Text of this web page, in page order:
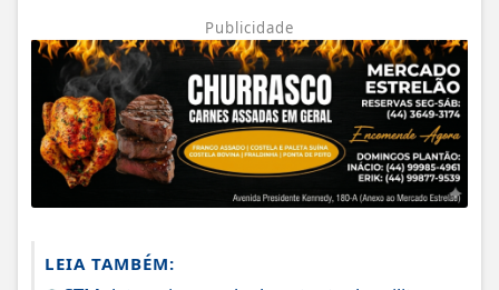
Publicidade
LEIA TAMBÉM: